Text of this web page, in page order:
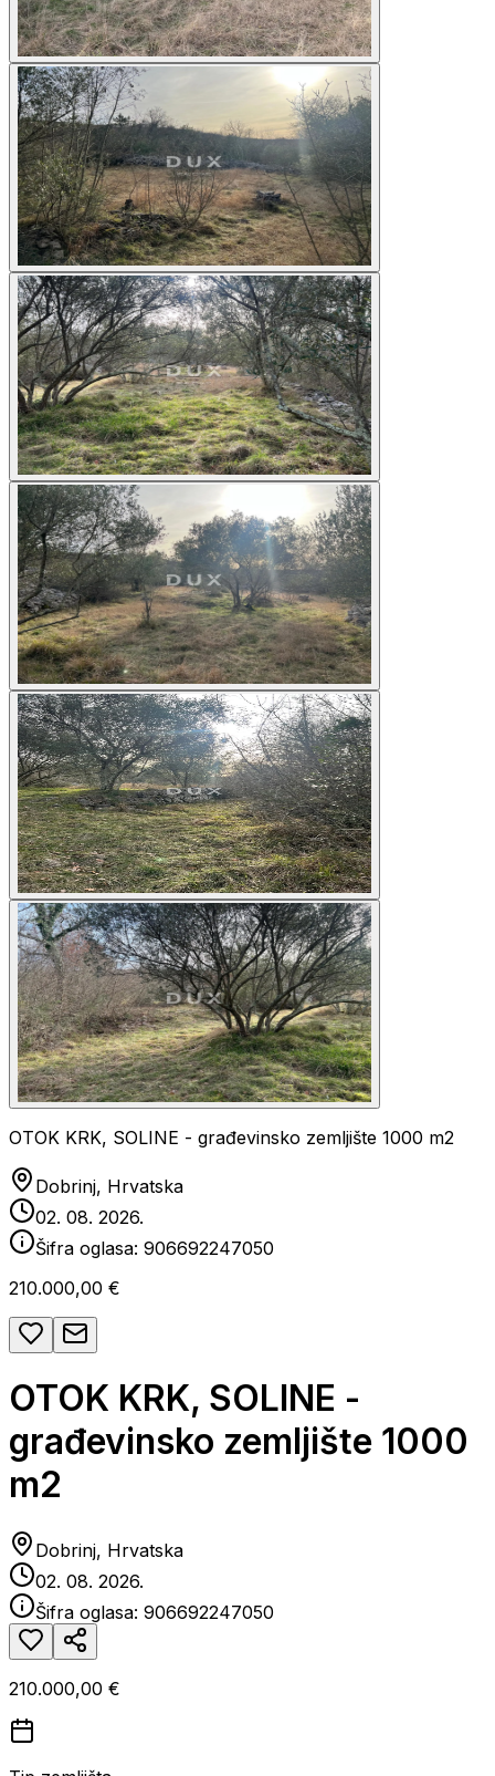
OTOK KRK, SOLINE - građevinsko zemljište 1000 m2
Dobrinj, Hrvatska
02. 08. 2026.
Šifra oglasa: 906692247050
210.000,00 €
OTOK KRK, SOLINE -
građevinsko zemljište 1000
m2
Dobrinj, Hrvatska
02. 08. 2026.
Šifra oglasa: 906692247050
210.000,00 €